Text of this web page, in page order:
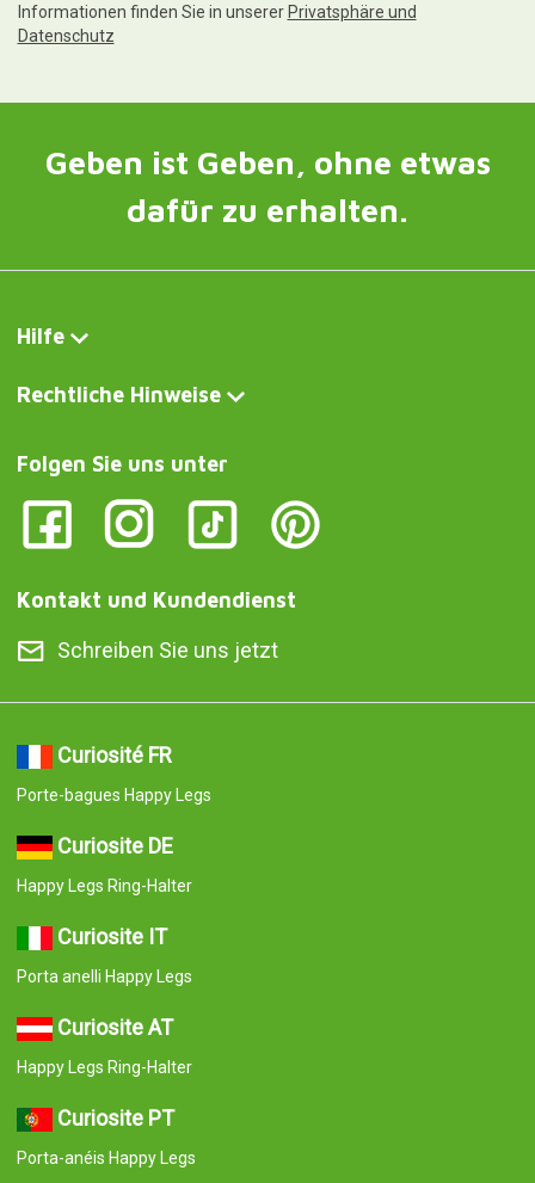
Informationen finden Sie in unserer Privatsphäre und
Datenschutz
Geben ist Geben, ohne etwas
dafür zu erhalten.
Hilfe
Rechtliche Hinweise
Folgen Sie uns unter
Kontakt und Kundendienst
Schreiben Sie uns jetzt
Curiosité FR
Porte-bagues Happy Legs
Curiosite DE
Happy Legs Ring-Halter
Curiosite IT
Porta anelli Happy Legs
Curiosite AT
Happy Legs Ring-Halter
Curiosite PT
Porta-anéis Happy Legs